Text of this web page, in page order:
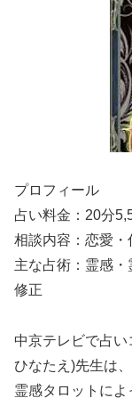
プロフィール
占い料金：20分
相談内容：恋愛・
主な占術：霊感
修正
中京テレビで占
ひなたえ)先生は、
霊感タロットに